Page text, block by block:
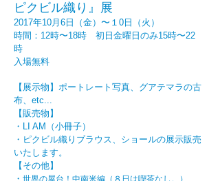
ピクビル織り』展
2017年10月6日（金）〜１0日（火）
時間：12時〜18時 初日金曜日のみ15時〜22
時
入場無料
【展示物】ポートレート写真、グアテマラの古
布、etc...
【販売物】
・LI AM（小冊子）
・ピクビル織りブラウス、ショールの展示販売
いたします。
【その他】
・ 世界の屋台！中南米編（８日は喫茶なし。）